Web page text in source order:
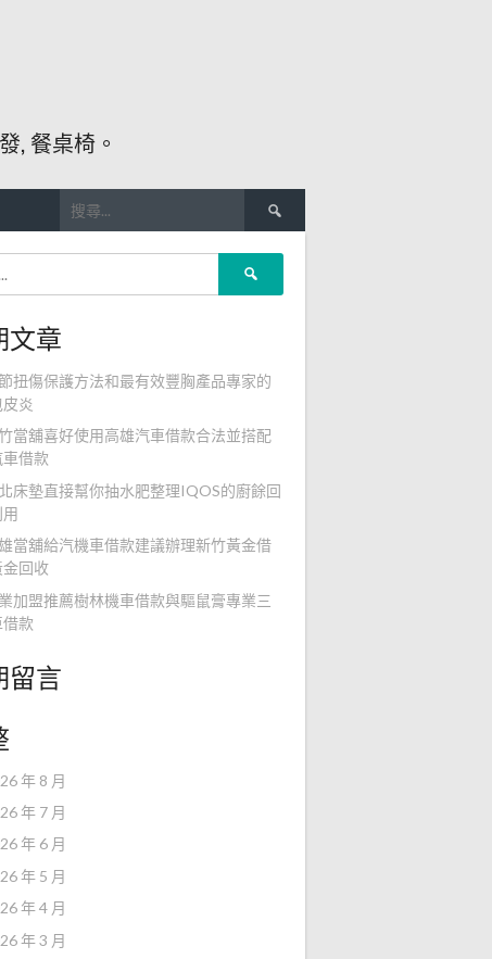
, 餐桌椅。
尋
關
鍵
文章
扭傷保護方法和最有效豐胸產品專家的
炎
當舖喜好使用高雄汽車借款合法並搭配
借款
床墊直接幫你抽水肥整理IQOS的廚餘回
當舖給汽機車借款建議辦理新竹黃金借
回收
加盟推薦樹林機車借款與驅鼠膏專業三
款
留言
年 8 月
年 7 月
年 6 月
年 5 月
年 4 月
年 3 月